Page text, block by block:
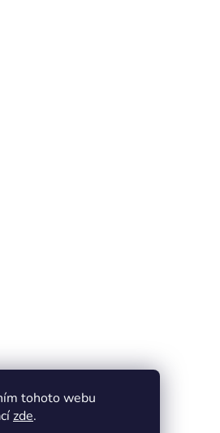
tohoto webu
zde.